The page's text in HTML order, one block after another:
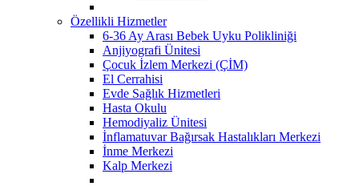
Özellikli Hizmetler
6-36 Ay Arası Bebek Uyku Polikliniği
Anjiyografi Ünitesi
Çocuk İzlem Merkezi (ÇİM)
El Cerrahisi
Evde Sağlık Hizmetleri
Hasta Okulu
Hemodiyaliz Ünitesi
İnflamatuvar Bağırsak Hastalıkları Merkezi
İnme Merkezi
Kalp Merkezi